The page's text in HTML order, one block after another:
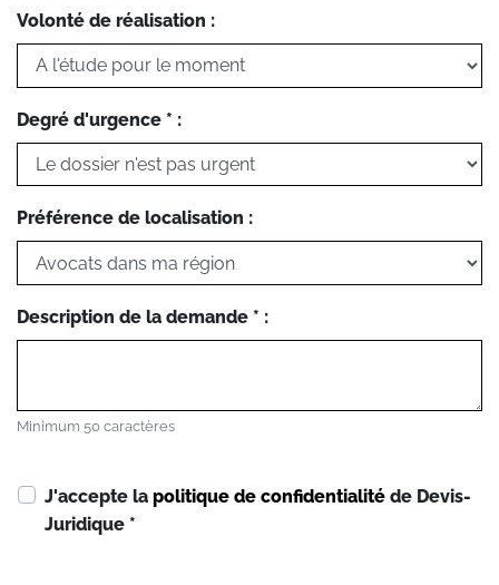
Volonté de réalisation :
Degré d'urgence * :
Préférence de localisation :
Description de la demande * :
Minimum 50 caractères
J'accepte la politique de confidentialité de Devis-
Juridique *